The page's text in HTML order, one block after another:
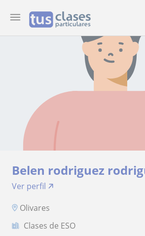
Belen rodriguez
Ver perfil
Olivares
Clases de ESO